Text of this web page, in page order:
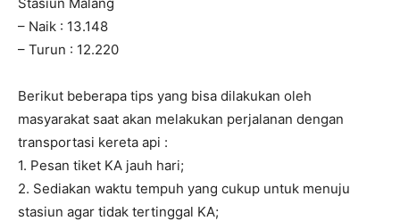
– Naik : 13.148
– Turun : 12.220
Berikut beberapa tips yang bisa dilakukan oleh
masyarakat saat akan melakukan perjalanan dengan
transportasi kereta api :
1. Pesan tiket KA jauh hari;
2. Sediakan waktu tempuh yang cukup untuk menuju
stasiun agar tidak tertinggal KA;